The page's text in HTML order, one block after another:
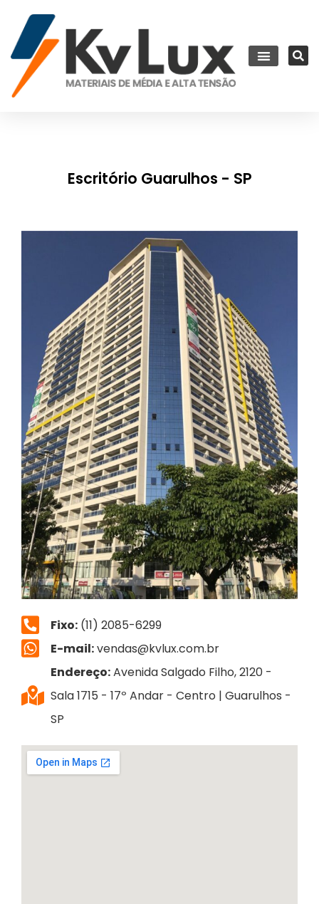
Escritório Guarulhos - SP
Fixo: (11) 2085-6299
E-mail:vendas@kvlux.com.br
Endereço:Avenida Salgado Filho, 2120 -
Sala 1715 - 17º Andar - Centro | Guarulhos -
SP